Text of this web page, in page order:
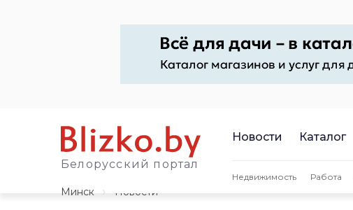
Белорусский портал
Новости Каталог
Недвижимость Работа
Минск
Новости